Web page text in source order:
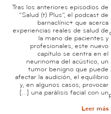
Tras los anteriores episodios de
“Salud (t) Plus”, el podcast de
barnaclínic+ que acerca
experiencias reales de salud de
la mano de pacientes y
profesionales, este nuevo
capítulo se centra en el
neurinoma del acústico, un
tumor benigno que puede
afectar la audición, el equilibrio
y, en algunos casos, provocar
una parálisis facial con un […]
Leer más